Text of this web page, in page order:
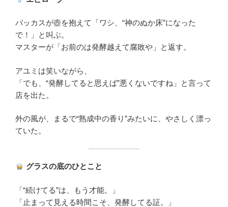
バッカスが壺を抱えて「ワシ、“神のぬか床”になった
で！」と叫ぶ。
マスターが「お前のは発酵越えて腐敗や」と返す。
アユミは笑いながら、
「でも、“発酵してると思えば”悪くないですね」と言って
店を出た。
外の風が、まるで“熟成中の香り”みたいに、やさしく漂っ
ていた。
グラスの底のひとこと
「“続けてる”は、もう才能。」
「止まって見える時間こそ、発酵してる証。」